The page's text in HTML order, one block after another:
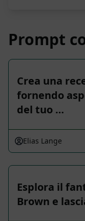
Prompt
Crea una
fornendo
del tuo …
Elias Lange
Esplora il
Brown e